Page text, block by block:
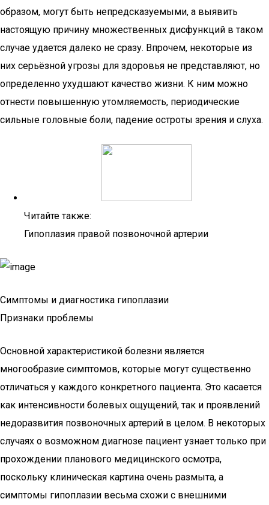
образом, могут быть непредсказуемыми, а выявить
настоящую причину множественных дисфункций в таком
случае удается далеко не сразу. Впрочем, некоторые из
них серьёзной угрозы для здоровья не представляют, но
определенно ухудшают качество жизни. К ним можно
отнести повышенную утомляемость, периодические
сильные головные боли, падение остроты зрения и слуха.
Читайте также:
Гипоплазия правой позвоночной артерии
Симптомы и диагностика гипоплазии
Признаки проблемы
Основной характеристикой болезни является
многообразие симптомов, которые могут существенно
отличаться у каждого конкретного пациента. Это касается
как интенсивности болевых ощущений, так и проявлений
недоразвития позвоночных артерий в целом. В некоторых
случаях о возможном диагнозе пациент узнает только при
прохождении планового медицинского осмотра,
поскольку клиническая картина очень размыта, а
симптомы гипоплазии весьма схожи с внешними